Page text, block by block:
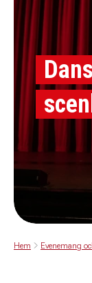
Hem Evenemang